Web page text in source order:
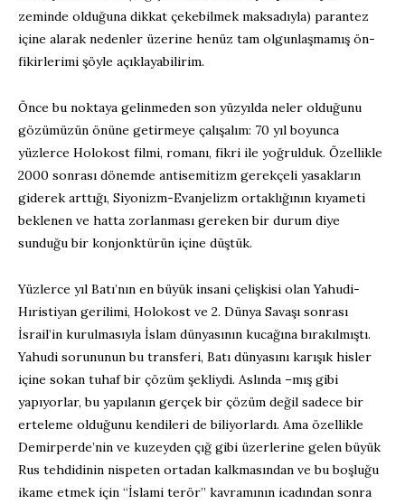
zeminde olduğuna dikkat çekebilmek maksadıyla) parantez
içine alarak nedenler üzerine henüz tam olgunlaşmamış ön-
fikirlerimi şöyle açıklayabilirim.
Önce bu noktaya gelinmeden son yüzyılda neler olduğunu
gözümüzün önüne getirmeye çalışalım: 70 yıl boyunca
yüzlerce Holokost filmi, romanı, fikri ile yoğrulduk. Özellikle
2000 sonrası dönemde antisemitizm gerekçeli yasakların
giderek arttığı, Siyonizm-Evanjelizm ortaklığının kıyameti
beklenen ve hatta zorlanması gereken bir durum diye
sunduğu bir konjonktürün içine düştük.
Yüzlerce yıl Batı’nın en büyük insani çelişkisi olan Yahudi-
Hıristiyan gerilimi, Holokost ve 2. Dünya Savaşı sonrası
İsrail’in kurulmasıyla İslam dünyasının kucağına bırakılmıştı.
Yahudi sorununun bu transferi, Batı dünyasını karışık hisler
içine sokan tuhaf bir çözüm şekliydi. Aslında –mış gibi
yapıyorlar, bu yapılanın gerçek bir çözüm değil sadece bir
erteleme olduğunu kendileri de biliyorlardı. Ama özellikle
Demirperde’nin ve kuzeyden çığ gibi üzerlerine gelen büyük
Rus tehdidinin nispeten ortadan kalkmasından ve bu boşluğu
ikame etmek için “İslami terör” kavramının icadından sonra